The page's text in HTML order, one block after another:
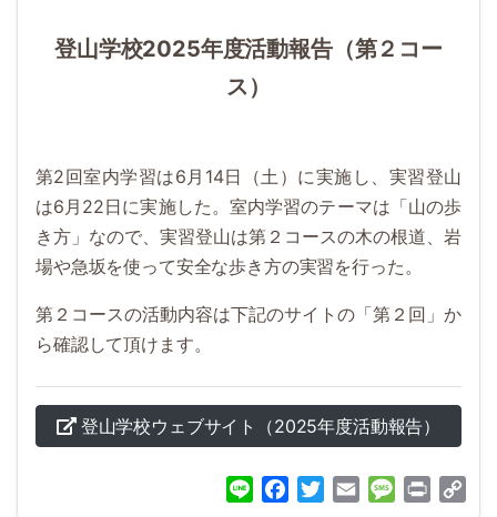
登山学校2025年度活動報告（第２コー
ス）
第2回室内学習は6月14日（土）に実施し、実習登山
は6月22日に実施した。室内学習のテーマは「山の歩
き方」なので、実習登山は第２コースの木の根道、岩
場や急坂を使って安全な歩き方の実習を行った。
第２コースの活動内容は下記のサイトの「第２回」か
ら確認して頂けます。
Line FacebookTwitterEmail Message
Print
登山学校ウェブサイト（2025年度活動報告）